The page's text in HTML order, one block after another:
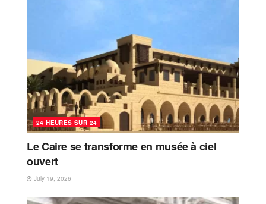
24 HEURES SUR 24
Le Caire se transforme en musée à ciel
ouvert
July 19, 2026